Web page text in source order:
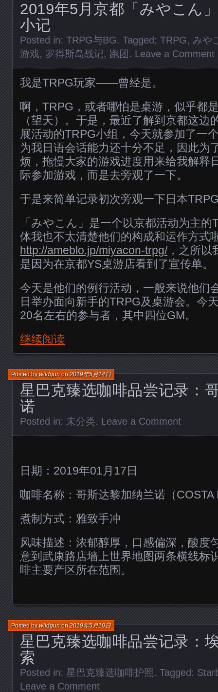
2019年5月京都「みやこん
小记
Posted in: TRPG与BG. Tagged: TRPG, みや
游戏, 罗得斯岛战记, 跑团. Leave a Comment
我是TRPG玩家——曾经是。
啊，TRPG，或者哪怕是桌游，似乎
（望天）。于是，最近了解到京都这边
展活动的TRPG小组，今天就参加了一
为我日语会话能力还十分不足，因此为
烦，拖慢大家的游戏进度用来给我解释
际参加游戏，而是去旁观了一下。
于是来简单记录初次旁观一下日本
「みやこん」是一个以京都活动为主
体我也不太清楚他们的构成和运作方式
http://ameblo.jp/miyacon-trpg/，之所以
是因为在京都YS桌游店看到了宣传单。
今天是他们的例行活动，一般来说他们
日举办面向新手的TRPG及桌游会。今
20名左右的参与者，其中四位GM。
继续阅读
星巴克臻选咖啡品尝记录：
诺
Posted bywildgunon2019年5月14日
Posted in: 未分类. Leave a Comment
日期：2019年01月17日
咖啡名称：哥斯达黎加纳兰诺（
煮制方式：雅致手冲
风味描述：浓郁醇厚，口感偏深，酸度
意到武康路店墙上世界地图两条横线标
啡主要产区所在范围。
星巴克臻选咖啡品尝记录：
索
Posted bywildgunon2019年5月10日
Posted in: 星巴克臻选咖啡护照. Tagged:
Leave a Comment